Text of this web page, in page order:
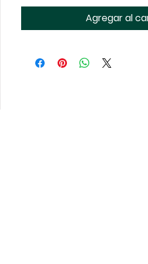
Agregar al